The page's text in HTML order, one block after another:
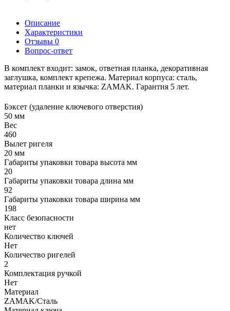
Описание
Характеристики
Отзывы 0
Вопрос-ответ
В комплект входит: замок, ответная планка, декоративная
заглушка, комплект крепежа. Материал корпуса: сталь,
материал планки и язычка: ZAMAK. Гарантия 5 лет.
Бэксет (удаление ключевого отверстия)
50 мм
Вес
460
Вылет ригеля
20 мм
Габариты упаковки товара высота мм
20
Габариты упаковки товара длина мм
92
Габариты упаковки товара ширина мм
198
Класс безопасности
нет
Количество ключей
Нет
Количество ригелей
2
Комплектация ручкой
Нет
Материал
ZAMAK/Сталь